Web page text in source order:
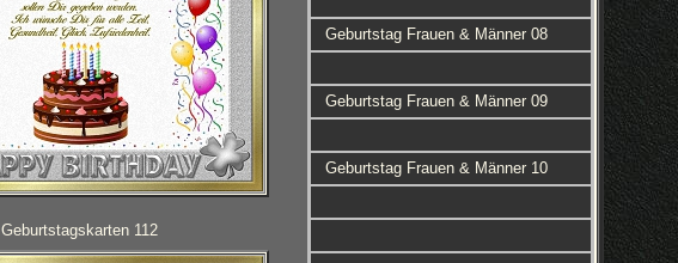
Geburtstagskarten 112
Geburtstag Frauen & Männer 08
Geburtstag Frauen & Männer 09
Geburtstag Frauen & Männer 10